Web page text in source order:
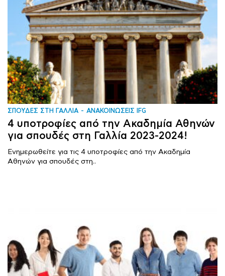
ΣΠΟΥΔΕΣ ΣΤΗ ΓΑΛΛΙΑ ΑΝΑΚΟΙΝΩΣΕΙΣ IFG
4 υποτροφίες από την Ακαδημία Αθηνών
για σπουδές στη Γαλλία 2023-2024!
Ενημερωθείτε για τις 4 υποτροφίες από την Ακαδημία
Αθηνών για σπουδές στη..